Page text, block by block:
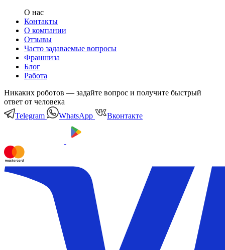
О нас
Контакты
О компании
Отзывы
Часто задаваемые вопросы
Франшиза
Блог
Работа
Никаких роботов — задайте вопрос и получите быстрый
ответ от человека
Telegram
WhatsApp Вконтакте